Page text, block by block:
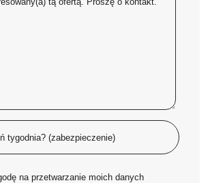
na przetwarzanie moich danych